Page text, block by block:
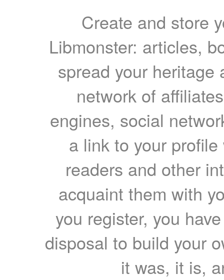
Create and store
Libmonster: articles,
spread your heritage
network of
engines, social
a link to your
readers and other
acquaint them with
you register, you
disposal to build your
it was, it is,